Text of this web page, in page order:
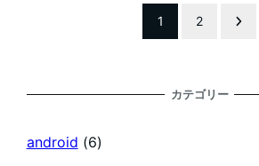
の
1 2
カテゴリー
android (6)